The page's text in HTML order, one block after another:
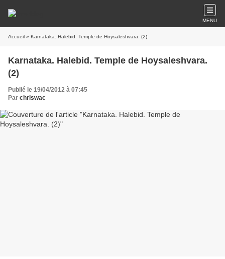
MENU
Accueil » Karnataka. Halebid. Temple de Hoysaleshvara. (2)
Karnataka. Halebid. Temple de Hoysaleshvara.
(2)
Publié le 19/04/2012 à 07:45
Par chriswac